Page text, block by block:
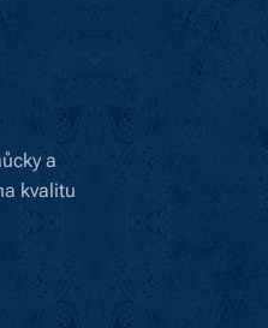
a
kvalitu